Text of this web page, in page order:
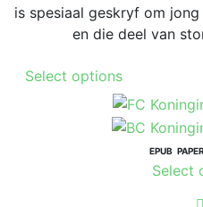
is spesiaal geskryf om
en die deel van
Select options
has
multiple
variants.
The
EPUB
Select